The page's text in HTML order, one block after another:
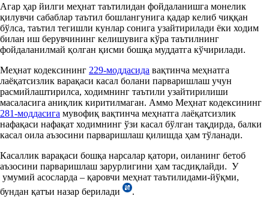
Агар ҳар йилги меҳнат таътилидан фойдаланишга монелик
қилувчи сабаблар таътил бошлангунига қадар келиб чиққан
бўлса, таътил тегишли кунлар сонига узайтирилади ёки ходим
билан иш берувчининг келишувига кўра таътилнинг
фойдаланилмай қолган қисми бошқа муддатга кўчирилади.
Меҳнат кодексининг 229-моддасида вақтинча меҳнатга
лаёқатсизлик варақаси касал болани парваришлаш учун
расмийлаштирилса, ходимнинг таътили узайтирилиши
масаласига аниқлик киритилмаган. Аммо Меҳнат кодексининг
281-моддасига мувофиқ вақтинча меҳнатга лаёқатсизлик
нафақаси нафақат ходимнинг ўзи касал бўлган тақдирда, балки
касал оила аъзосини парваришлаш қилишда ҳам тўланади.
Касаллик варақаси бошқа нарсалар қатори, оиланинг бетоб
аъзосини парваришлаш зарурлигини ҳам тасдиқлайди. У
умумий асосларда – қаровчи меҳнат таътилидами-йўқми,
бундан қатъи назар берилади
.